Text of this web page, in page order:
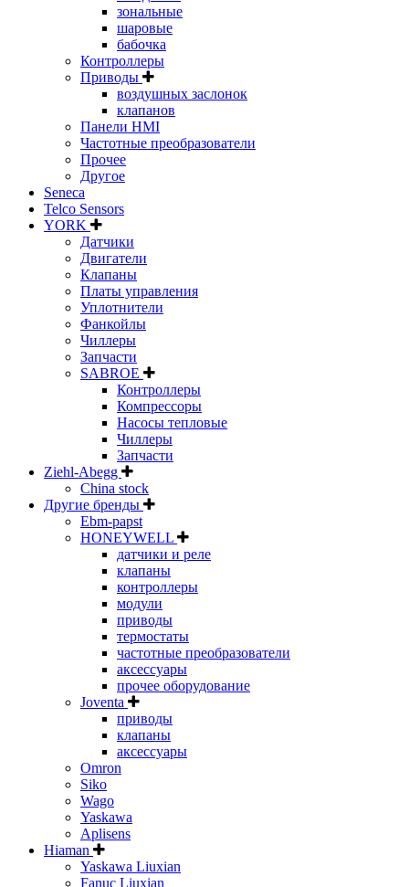
зональные
шаровые
бабочка
Контроллеры
Приводы
воздушных заслонок
клапанов
Панели HMI
Частотные преобразователи
Прочее
Другое
Seneca
Telco Sensors
YORK
Датчики
Двигатели
Клапаны
Платы управления
Уплотнители
Фанкойлы
Чиллеры
Запчасти
SABROE
Контроллеры
Компрессоры
Насосы тепловые
Чиллеры
Запчасти
Ziehl-Abegg
China stock
Другие бренды
Ebm-papst
HONEYWELL
датчики и реле
клапаны
контроллеры
модули
приводы
термостаты
частотные преобразователи
аксессуары
прочее оборудование
Joventa
приводы
клапаны
аксессуары
Omron
Siko
Wago
Yaskawa
Aplisens
Hiaman
Yaskawa Liuxian
Fanuc Liuxian